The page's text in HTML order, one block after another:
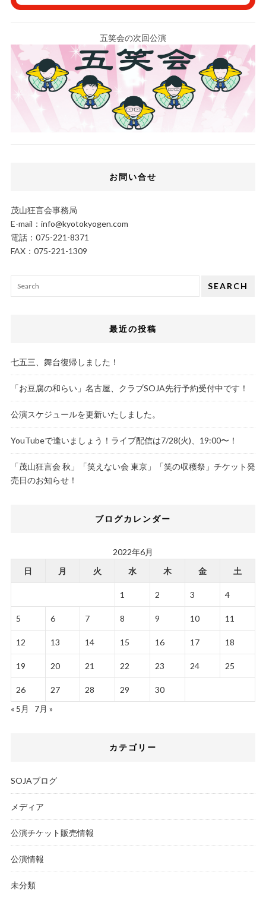
五笑会の次回公演
お問い合せ
茂山狂言会事務局
E-mail： info@kyotokyogen.com
電話： 075-221-8371
FAX：075-221-1309
SEARCH
最近の投稿
七五三、舞台復帰しました！
「お豆腐の和らい」名古屋、クラブSOJA先行予約受付中です！
公演スケジュールを更新いたしました。
YouTubeで逢いましょう！ライブ配信は7/28(火)、19:00〜！
「茂山狂言会 秋」「笑えない会 東京」「笑の収穫祭」チケット発
売日のお知らせ！
ブログカレンダー
2022年6月
日
月 火 水 木 金 土
1 2 3 4
5 6 7 8 9 10 11
12 13 14 15 16 17 18
19 20 21 22 23 24 25
26 27 28 29
30
« 5月
7月 »
カテゴリー
SOJAブログ
メディア
公演チケット販売情報
公演情報
未分類